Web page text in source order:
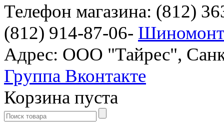
Телефон магазина: (812)
(812) 914-87-06-
Адрес: ООО "Тайрес",
Группа Вконтакте
Корзина пуста